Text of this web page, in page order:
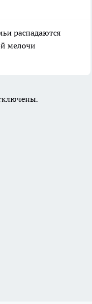
распадаются
мелочи